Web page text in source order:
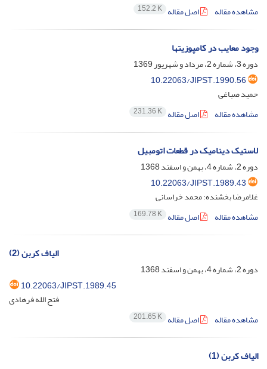
مشاهده مقاله
اصل مقاله 152.2 K
وجود معایب در کامپوزیتها
دوره 3، شماره 2، مرداد و شهریور 1369
10.22063/JIPST.1990.56
حمید صباغی
مشاهده مقاله
اصل مقاله 231.36 K
لاستیک دینامیک در قطعات اتومبیل
دوره 2، شماره 4، بهمن و اسفند 1368
10.22063/JIPST.1989.43
غلامرضا بخشنده؛ محمد خراسانی
مشاهده مقاله
اصل مقاله 169.78 K
(2) الیاف کربن
دوره 2، شماره 4، بهمن و اسفند 1368
10.22063/JIPST.1989.45
فتح الله فرهادی
مشاهده مقاله
اصل مقاله 201.65 K
الیاف کربن (1)